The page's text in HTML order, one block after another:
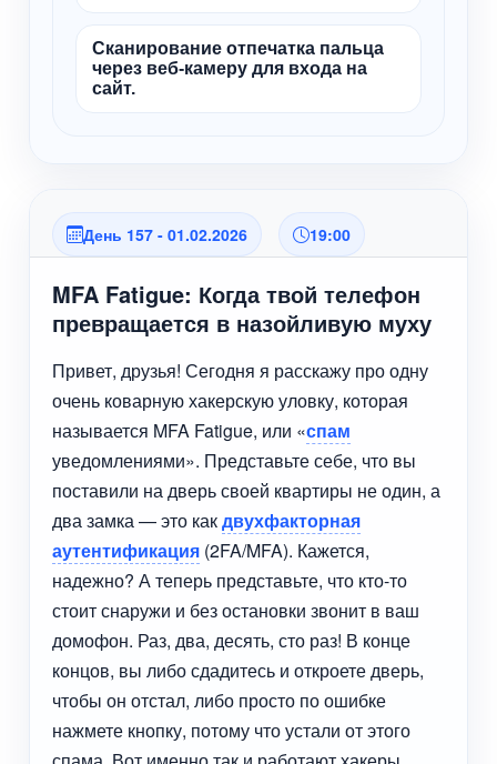
Сканирование отпечатка пальца
через веб-камеру для входа на
сайт.
День 157 - 01.02.2026 19:00
MFA Fatigue: Когда твой телефон
превращается в назойливую муху
Привет, друзья! Сегодня я расскажу про одну
очень коварную хакерскую уловку, которая
называется MFA Fatigue, или «спам
уведомлениями». Представьте себе, что вы
поставили на дверь своей квартиры не один, а
два замка — это какдвухфакторная
аутентификация (2FA/MFA). Кажется,
надежно? А теперь представьте, что кто-то
стоит снаружи и без остановки звонит в ваш
домофон. Раз, два, десять, сто раз! В конце
концов, вы либо сдадитесь и откроете дверь,
чтобы он отстал, либо просто по ошибке
нажмете кнопку, потому что устали от этого